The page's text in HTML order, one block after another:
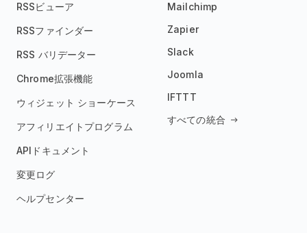
RSSビューア
RSSファインダー
RSS バリデーター
Chrome拡張機能
ウィジェット ショーケース
アフィリエイトプログラム
APIドキュメント
変更ログ
ヘルプセンター
Mailchimp
Zapier
Slack
Joomla
IFTTT
すべての統合